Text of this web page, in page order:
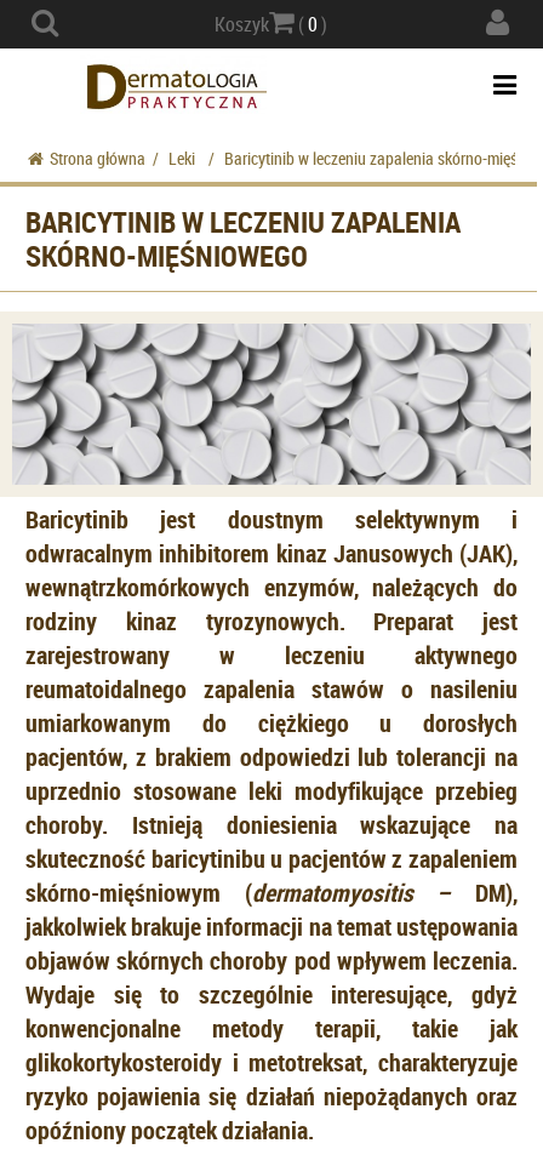
Koszyk (0)
Strona główna / Leki / Baricytinib w leczeniu zapalenia skórno-
BARICYTINIB W LECZENIU ZAPALENIA
SKÓRNO-MIĘŚNIOWEGO
Baricytinib jest doustnym selektywnym i
odwracalnym inhibitorem kinaz Janusowych (JAK),
wewnątrzkomórkowych enzymów, należących do
rodziny kinaz tyrozynowych. Preparat jest
zarejestrowany w leczeniu aktywnego
reumatoidalnego zapalenia stawów o nasileniu
umiarkowanym do ciężkiego u dorosłych
pacjentów, z brakiem odpowiedzi lub tolerancji na
uprzednio stosowane leki modyfikujące przebieg
choroby. Istnieją doniesienia wskazujące na
skuteczność baricytinibu u pacjentów z zapaleniem
skórno-mięśniowym (dermatomyositis –DM),
jakkolwiek brakuje informacji na temat ustępowania
objawów skórnych choroby pod wpływem leczenia.
Wydaje się to szczególnie interesujące, gdyż
konwencjonalne metody terapii, takie jak
glikokortykosteroidy i metotreksat, charakteryzuje
ryzyko pojawienia się działań niepożądanych oraz
opóźniony początek działania.